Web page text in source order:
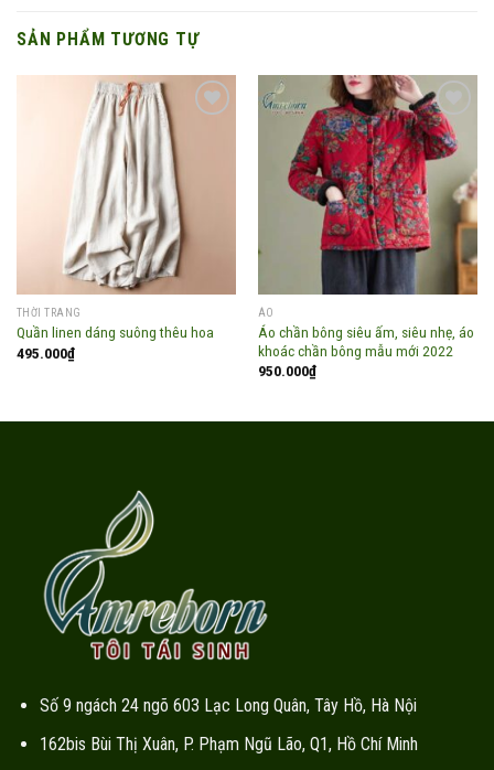
SẢN PHẨM TƯƠNG TỰ
THỜI TRANG
Quần linen dáng suông thêu hoa
495.000₫
Add to
wishlist
ÁO
Áo chần bông siêu ấm, siêu nhẹ, áo
khoác chần bông mẫu mới 2022
950.000₫
Số 9 ngách 24 ngõ 603 Lạc Long Quân, Tây Hồ, Hà Nội
162bis Bùi Thị Xuân, P. Phạm Ngũ Lão, Q1, Hồ Chí Minh